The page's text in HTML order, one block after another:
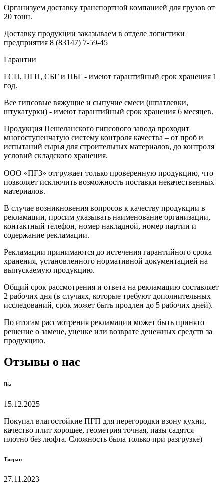
Организуем доставку транспортной компанией для грузов от
20 тонн.
Доставку продукции заказываем в отделе логистики
предприятия 8 (83147) 7-59-45
Гарантии
ГСП, ПГП, СБГ и ПБГ - имеют гарантийный срок хранения 1
год.
Все гипсовые вяжущие и сыпучие смеси (шпатлевки,
штукатурки) - имеют гарантийный срок хранения 6 месяцев.
Продукция Пешеланского гипсового завода проходит
многоступенчатую систему контроля качества – от проб и
испытаний сырья для строительных материалов, до контроля
условий складского хранения.
ООО «ПГЗ» отгружает только проверенную продукцию, что
позволяет исключить возможность поставки некачественных
материалов.
В случае возникновения вопросов к качеству продукции в
рекламации, просим указывать наименование организации,
контактный телефон, номер накладной, номер партии и
содержание рекламации.
Рекламации принимаются до истечения гарантийного срока
хранения, установленного нормативной документацией на
выпускаемую продукцию.
Общий срок рассмотрения и ответа на рекламацию составляет
2 рабочих дня (в случаях, которые требуют дополнительных
исследований, срок может быть продлен до 5 рабочих дней).
По итогам рассмотрения рекламации может быть принято
решение о замене, уценке или возврате денежных средств за
продукцию.
Отзывы о нас
Ilia
15.12.2025
Покупал влагостойкие ПГП для перегородки взону кухни,
качество плит хорошее, геометрия точная, пазы садятся
плотно без люфта. Сложность была только при разгрузке)
Тигран
27.11.2023